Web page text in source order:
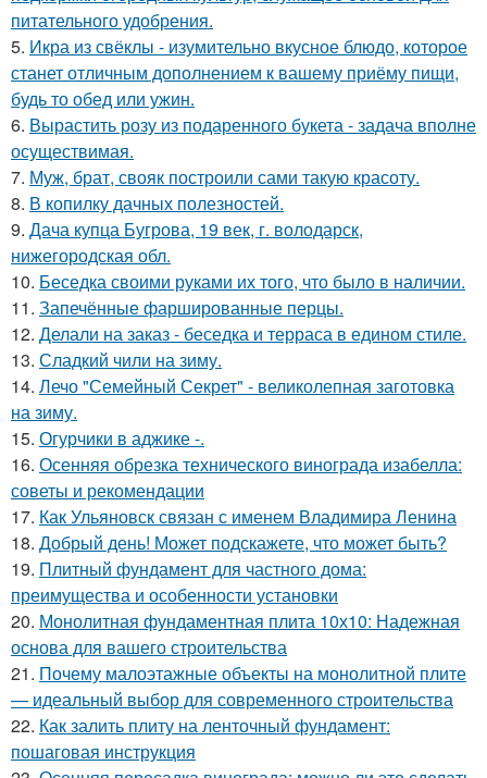
питательного удобрения.
5. Икра из свёклы - изумительно вкусное блюдо, которое
станет отличным дополнением к вашему приёму пищи,
будь то обед или ужин.
6. Вырастить розу из подаренного букета - задача вполне
осуществимая.
7. Муж, брат, свояк построили сами такую красоту.
8. В копилку дачных полезностей.
9. Дача купца Бугрова, 19 век, г. володарск,
нижегородская обл.
10. Беседка своими руками их того, что было в наличии.
11. Запечённые фаршированные перцы.
12. Делали на заказ - беседка и терраса в едином стиле.
13. Сладкий чили на зиму.
14. Лечо "Семейный Секрет" - великолепная заготовка
на зиму.
15. Огурчики в аджике -.
16. Осенняя обрезка технического винограда изабелла:
советы и рекомендации
17. Как Ульяновск связан с именем Владимира Ленина
18. Добрый день! Может подскажете, что может быть?
19. Плитный фундамент для частного дома:
преимущества и особенности установки
20. Монолитная фундаментная плита 10х10: Надежная
основа для вашего строительства
21. Почему малоэтажные объекты на монолитной плите
— идеальный выбор для современного строительства
22. Как залить плиту на ленточный фундамент:
пошаговая инструкция